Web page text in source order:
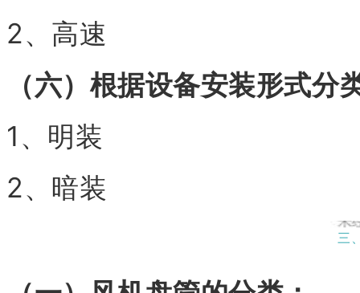
2、高速
（六）根据设备安装形式分
1、明装
2、暗装
三